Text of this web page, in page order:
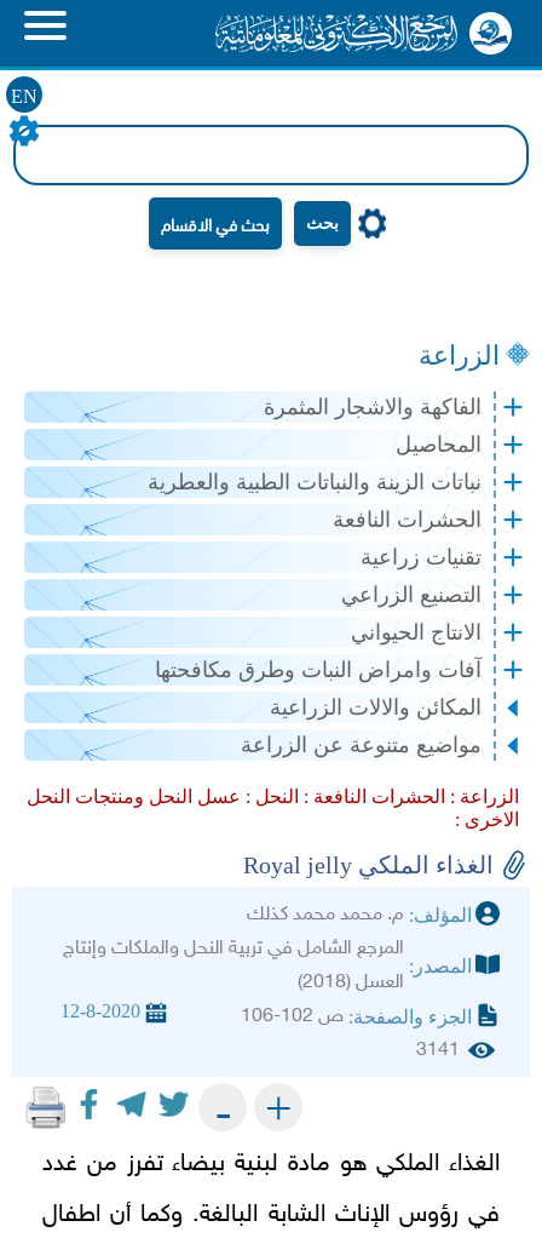
EN
بحث
الزراعة
الفاكهة والاشجار المثمرة
المحاصيل
نباتات الزينة والنباتات الطبية والعطرية
الحشرات النافعة
تقنيات زراعية
التصنيع الزراعي
الانتاج الحيواني
آفات وامراض النبات وطرق مكافحتها
المكائن والالات الزراعية
مواضيع متنوعة عن الزراعة
الزراعة : الحشرات النافعة : النحل : عسل النحل ومنتجات النحل
الاخرى :
الغذاء الملكي Royal jelly
المؤلف: م. محمد محمد كذلك
المصدر:
المرجع الشامل في تربية النحل والملكات وإنتاج
العسل (2018)
الجزء والصفحة: ص 102-106 12-8-2020
3141
+
-
الغذاء الملكي هو مادة لبنية بيضاء تفرز من غدد
في رؤوس الإناث الشابة البالغة. وكما أن اطفال